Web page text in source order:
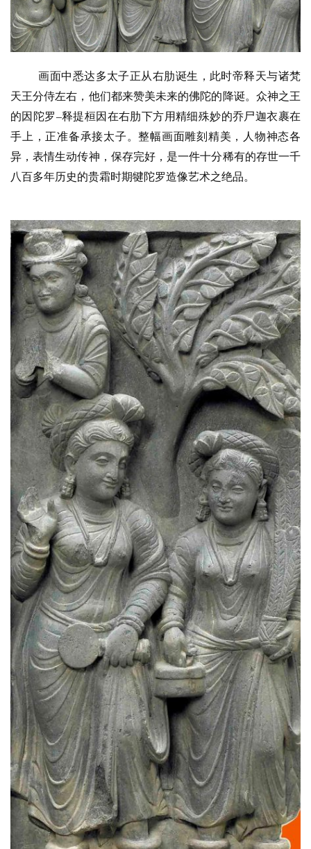
资
讯
八
点
僧
音
高
僧
访
谈
心
乐
菩
提
专
题
公
益
慈
善
佛
教
画面中悉达多太子正从右肋诞生，此时帝释天与诸梵
天王分侍左右，他们都来赞美未来的佛陀的降诞。众神之王
的因陀罗–释提桓因在右肋下方用精细殊妙的乔尸迦衣裹在
手上，正准备承接太子。整幅画面雕刻精美，人物神态各
异，表情生动传神，保存完好，是一件十分稀有的存世一千
八百多年历史的贵霜时期犍陀罗造像艺术之绝品。